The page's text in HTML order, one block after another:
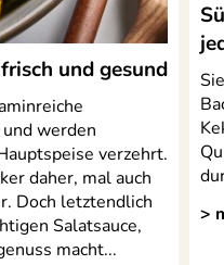
und gesund
werden
verzehrt.
daher, mal auch
Doch letztendlich
Salatsauce,
macht...
>